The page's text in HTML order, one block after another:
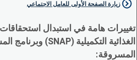
زيارة الصفحة الأولى للعامل الاجتماعي
تغييرات هامة في استبدال
المسروقة: